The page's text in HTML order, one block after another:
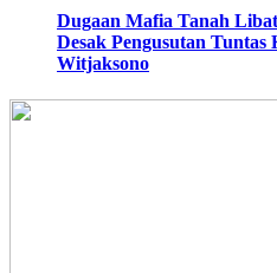
Dugaan Mafia Tanah
Desak Pengusutan
Witjaksono